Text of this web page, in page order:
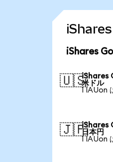
iShares
iShares
🇺🇸iShares
米ドル
1 IAUon
🇯🇵iShares
日本円
1 IAUon